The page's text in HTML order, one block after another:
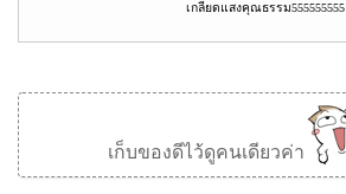
เกลียดแสงคุณธรรม555555555
เก็บของดีไว้ดูคนเดียวค่า